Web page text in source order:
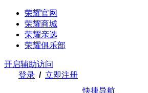
荣耀官网
荣耀商城
荣耀亲选
荣耀俱乐部
开启辅助访问
登录 / 立即注册
快捷导航